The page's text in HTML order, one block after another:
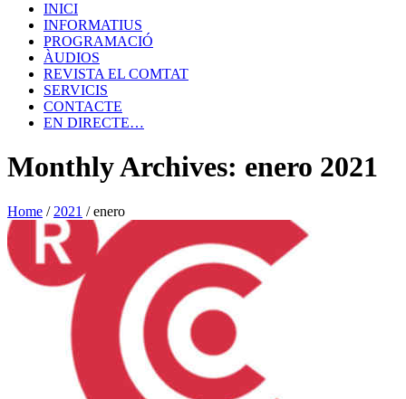
INICI
INFORMATIUS
PROGRAMACIÓ
ÀUDIOS
REVISTA EL COMTAT
SERVICIS
CONTACTE
EN DIRECTE…
Monthly Archives: enero 2021
Home / 2021 /enero